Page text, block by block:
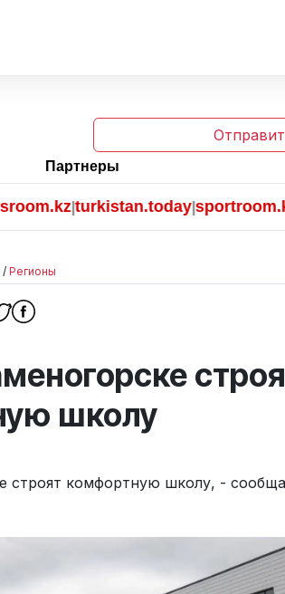
Партнеры
|turkistan.today|sportroom.kz
/ Регионы
школу
строят комфортную школу, -